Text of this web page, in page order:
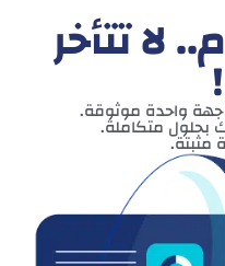
لا تتأخر
جهة واحدة موثوقة.
بحلول متكاملة.
مثبتة.